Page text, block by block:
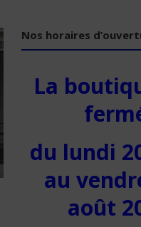
Nos horaires
La
du lundi
au
août